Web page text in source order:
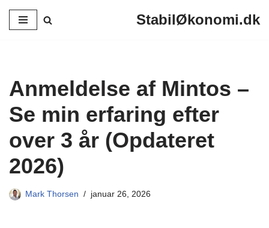
Spring
StabilØkonomi.dk
Anmeldelse af Mintos –
Se min erfaring efter
over 3 år (Opdateret
2026)
Mark Thorsen januar 26, 2026